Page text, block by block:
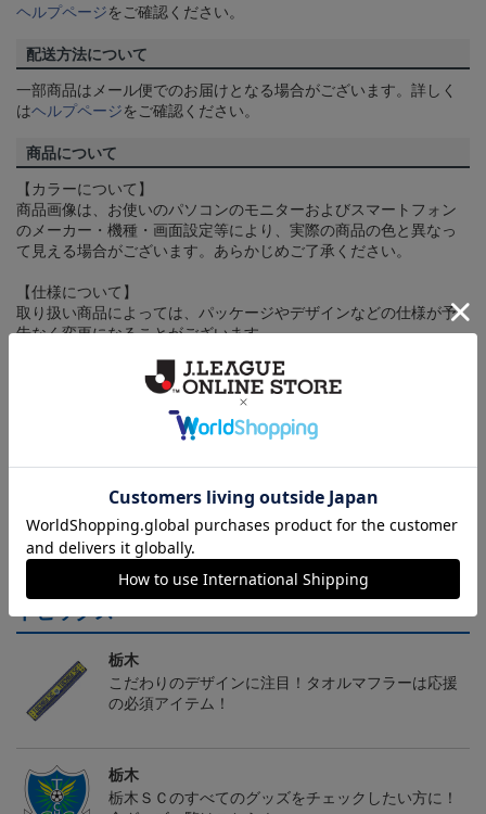
ヘルプページをご確認ください。
配送方法について
一部商品はメール便でのお届けとなる場合がございます。詳しく
はヘルプページをご確認ください。
商品について
【カラーについて】
商品画像は、お使いのパソコンのモニターおよびスマートフォン
のメーカー・機種・画面設定等により、実際の商品の色と異なっ
て見える場合がございます。あらかじめご了承ください。
【仕様について】
取り扱い商品によっては、パッケージやデザインなどの仕様が予
告なく変更になることがございます。
ヘルプページ
トピックス
栃木
こだわりのデザインに注目！タオルマフラーは応援
の必須アイテム！
栃木
栃木ＳＣのすべてのグッズをチェックしたい方に！